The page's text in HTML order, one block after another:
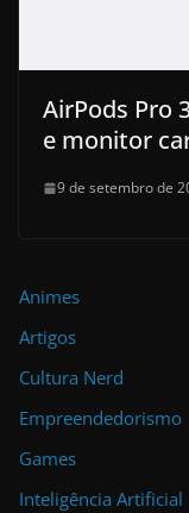
AirPods Pro
e monitor
9 de setembro de
Animes
Artigos
Cultura Nerd
Empreendedorismo
Games
Inteligência Artificial